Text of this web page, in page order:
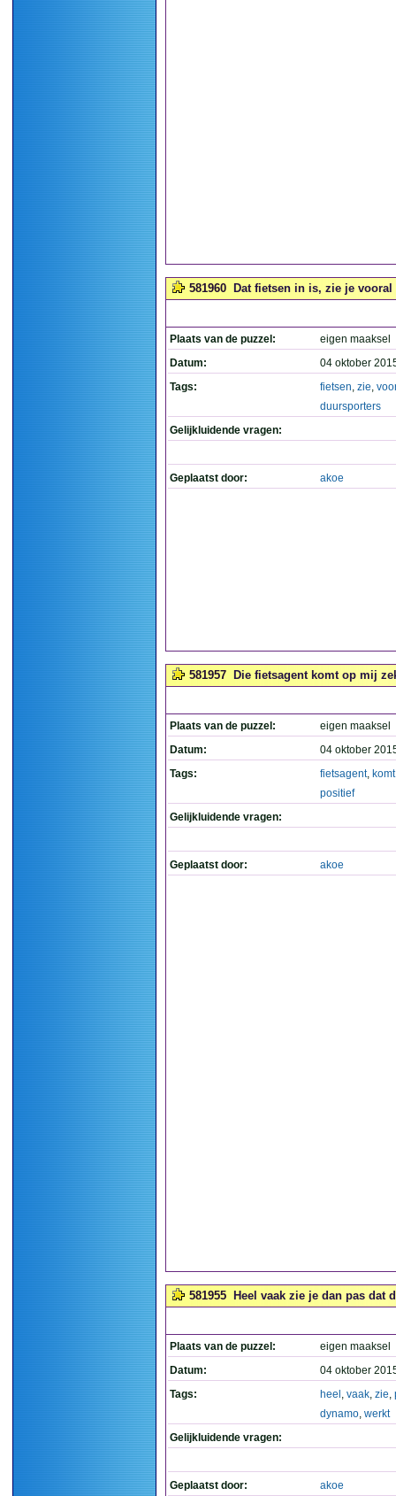
581960 Dat fietsen in is, zie je
Plaats van de puzzel:
eigen maaksel
Datum:
04 oktober
Tags:
fietsen, zie,
duursporters
Gelijkluidende vragen:
Geplaatst door: akoe
581957 Die fietsagent komt op mij
Plaats van de puzzel:
eigen maaksel
Datum:
04 oktober
Tags:
fietsagent, komt
positief
Gelijkluidende vragen:
Geplaatst door: akoe
581955 Heel vaak zie je dan pas dat
Plaats van de puzzel:
eigen maaksel
Datum:
04 oktober
Tags:
heel , vaak, zie,
dynamo, werkt
Gelijkluidende vragen:
Geplaatst door: akoe